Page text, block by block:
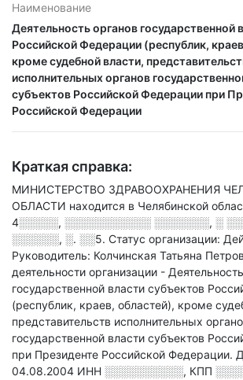
Наименование
Деятельность органов государственной
Российской Федерации (республик,
кроме судебной власти,
исполнительных органов
субъектов Российской Федерации при
Российской Федерации
Краткая справка:
МИНИСТЕРСТВО ЗДРАВООХРАНЕНИЯ
ОБЛАСТИ находится в Челябинской
4░░░░░, ░░░░░░░░░░░ ░░░░░░░, ░
░░░░░░, ░. ░░5. Статус организации:
Руководитель: Колчинская Татьяна
деятельности организации -
государственной власти субъектов
(республик, краев, областей), кроме
представительств исполнительных
государственной власти субъектов
при Президенте Российской Федерации.
04.08.2004 ИНН ░░░░░░░░░░, КПП